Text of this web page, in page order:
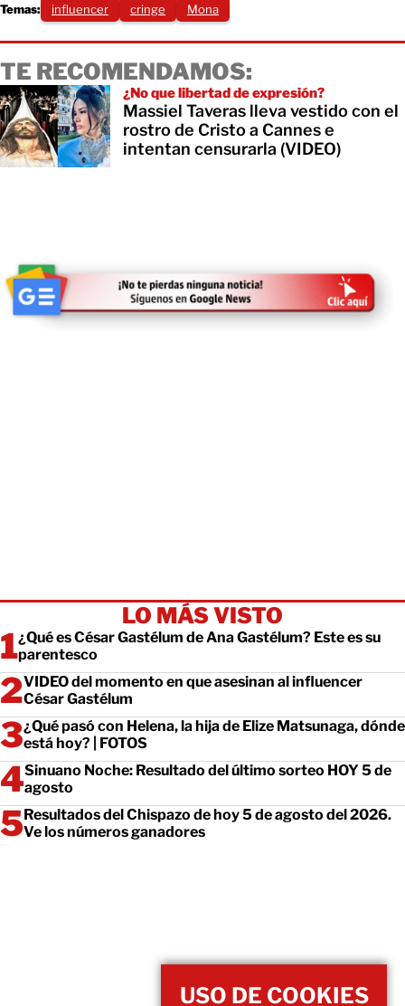
Temas: influencer cringe Mona
TE RECOMENDAMOS:
¿No que libertad de expresión?
Massiel Taveras lleva vestido con el
rostro de Cristo a Cannes e
intentan censurarla (VIDEO)
LO MÁS VISTO
¿Qué es César Gastélum de Ana Gastélum? Este es su
parentesco
VIDEO del momento en que asesinan al influencer
César Gastélum
¿Qué pasó con Helena, la hija de Elize Matsunaga, dónde
está hoy? | FOTOS
Sinuano Noche: Resultado del último sorteo HOY 5 de
agosto
Resultados del Chispazo de hoy 5 de agosto del 2026.
Ve los números ganadores
USO DE COOKIES